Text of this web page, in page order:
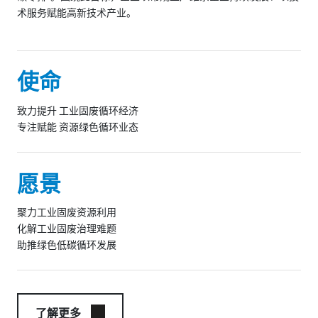
术服务赋能高新技术产业。
使命
致力提升 工业固废循环经济
专注赋能 资源绿色循环业态
愿景
聚力工业固废资源利用
化解工业固废治理难题
助推绿色低碳循环发展
了解更多